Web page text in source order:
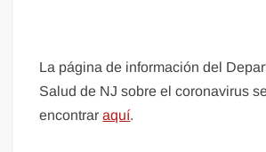
La página de información del
Salud de NJ sobre el coronavirus
encontraraquí.